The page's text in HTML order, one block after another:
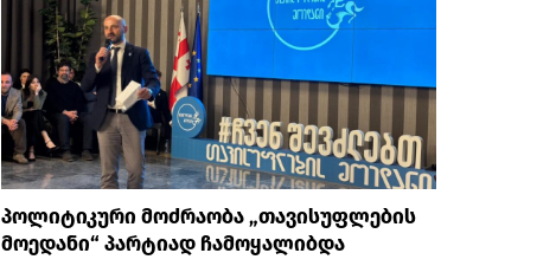
პოლიტიკური მოძრაობა „თავისუფლების
მოედანი“ პარტიად ჩამოყალიბდა